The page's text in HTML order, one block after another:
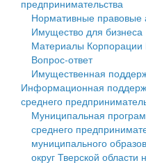
Государственные услуги
Промышленность и АПК
Экономика и бизнес
...
Символика
Устав
Гостям округа
Туризм
Культура
Образование
муниципального округа
Администрация
Тверской области
Управление сельскими
Открытые данные
Работа с обращениями
Финансовое управление
Бюджет для граждан
Имущество
Выявление
объектов недвижимости
Имущественная
предпринимательства
Нормативные правовые
Имущество для бизнеса
Материалы
Вопрос-ответ
Имущественная
Информационная
среднего
Муниципальная
среднего
муниципального
округ Тверской